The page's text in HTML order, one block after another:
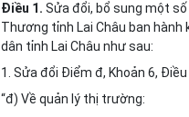
Điều 1. Sửa đổi, bổ sung một
Thương tỉnh Lai Châu ban
dân tỉnh Lai Châu như sau:
1. Sửa đổi Điểm đ, Khoản 6,
“đ) Về quản lý thị trường: